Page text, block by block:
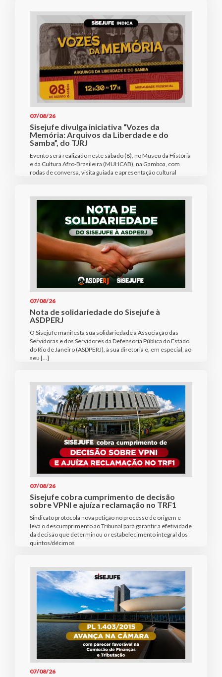
07/08/26
Sisejufe divulga iniciativa “Vozes da
Memória: Arquivos da Liberdade e do
Samba”, do TJRJ
Evento será realizado neste sábado (8), no Museu da História
e da Cultura Afro-Brasileira (MUHCAB), na Gamboa, com
rodas de conversa, visita guiada e apresentação cultural
07/08/26
Nota de solidariedade do Sisejufe à
ASDPERJ
O Sisejufe manifesta sua solidariedade à Associação das
Servidoras e dos Servidores da Defensoria Pública do Estado
do Rio de Janeiro (ASDPERJ), à sua diretoria e, em especial, ao
seu […]
07/08/26
Sisejufe cobra cumprimento de decisão
sobre VPNI e ajuíza reclamação no TRF1
Sindicato protocola nova petição no processo de origem e
leva o descumprimento ao Tribunal para garantir a efetividade
da decisão que determinou o restabelecimento integral dos
quintos/décimos
07/08/26